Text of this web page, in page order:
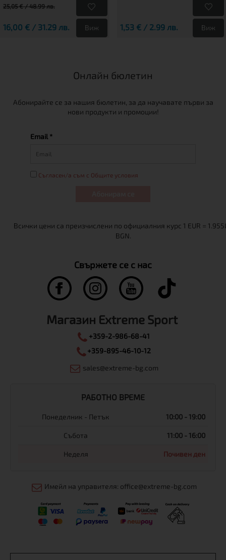
25,05 € / 48.99 лв.
16,00 € / 31.29 лв. Виж 1,53 € / 2.99 лв. Виж
Онлайн бюлетин
Абонирайте се за нашия бюлетин, за да научавате първи за
нови продукти и промоции!
Email *
Съгласен/а съм с Общите условия
Свържете се с нас
Магазин Extreme Sport
+359-2-986-68-41
+359-895-46-10-12
sales@extreme-bg.com
РАБОТНО ВРЕМЕ
Понеделник - Петък 10:00 - 19:00
Събота 11:00 - 16:00
Неделя Почивен ден
Имейл на управителя: office@extreme-bg.com